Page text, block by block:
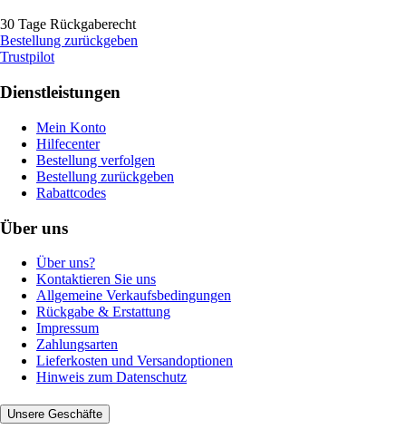
30 Tage Rückgaberecht
Bestellung zurückgeben
Trustpilot
Dienstleistungen
Mein Konto
Hilfecenter
Bestellung verfolgen
Bestellung zurückgeben
Rabattcodes
Über uns
Über uns?
Kontaktieren Sie uns
Allgemeine Verkaufsbedingungen
Rückgabe & Erstattung
Impressum
Zahlungsarten
Lieferkosten und Versandoptionen
Hinweis zum Datenschutz
Unsere Geschäfte